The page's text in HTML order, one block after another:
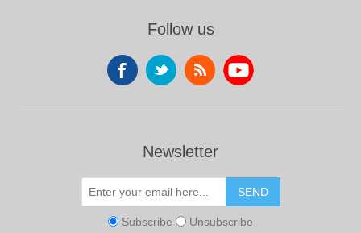
Follow us
Newsletter
SEND
Subscribe Unsubscribe